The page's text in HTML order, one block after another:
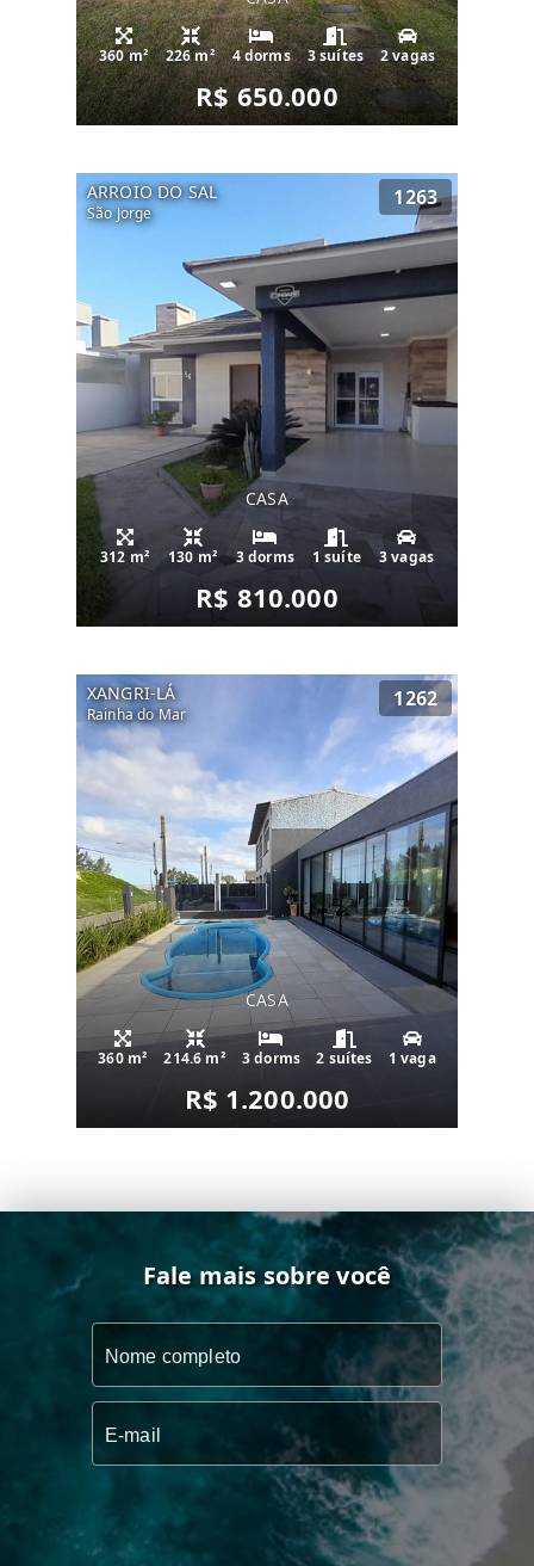
360 m² 226 m² 4 dorms 3 suítes 2 vagas
R$ 650.000
ARROIO DO SAL
São Jorge
1263
CASA
312 m² 130 m² 3 dorms 1 suíte 3 vagas
R$ 810.000
XANGRI-LÁ
Rainha do Mar
1262
CASA
360 m² 214.6 m² 3 dorms 2 suítes 1 vaga
R$ 1.200.000
Fale mais sobre você